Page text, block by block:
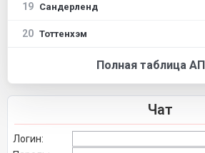
19 Сандерленд
20 Тоттенхэм
Полная таблица
Чат
Логин: